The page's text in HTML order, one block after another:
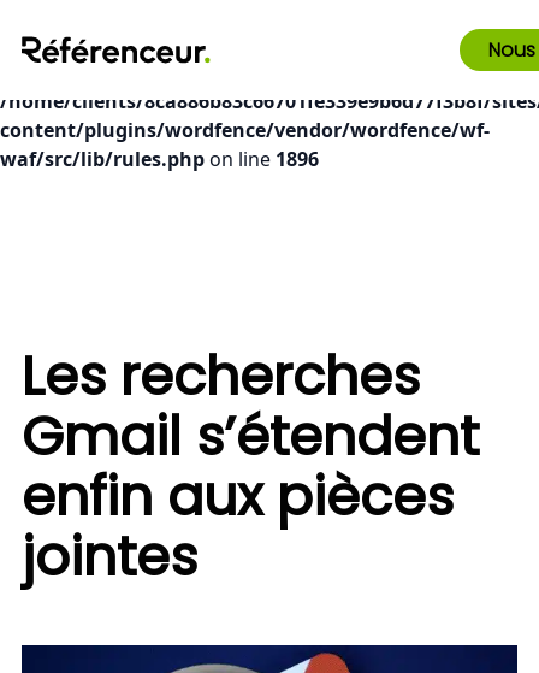
Deprecated: preg_replace(): Passing null to parameter #3
($subject) of type array|string is deprecated in
/home/clients/8ca886b83c66701fe339e9b6d77f3b8f/
content/plugins/wordfence/vendor/wordfence/wf-
waf/src/lib/rules.phpon line 1896
Les recherches
Gmail s’étendent
enfin aux pièces
jointes